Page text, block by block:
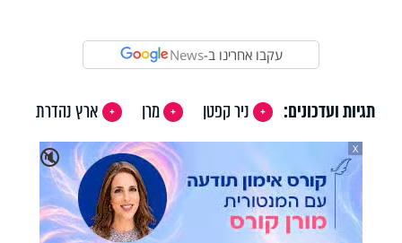
עקבו אחרינו ב-News
תגיות ועדכונים: ניר קפטן מרן
ארץ נהדרת
🔇
X